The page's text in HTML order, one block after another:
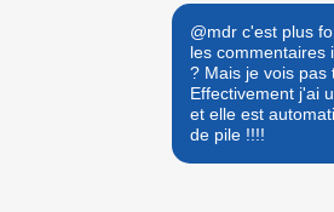
@mdr c'est plus
les commentaires
? Mais je vois pas
Effectivement j'ai
et elle est
de pile !!!!